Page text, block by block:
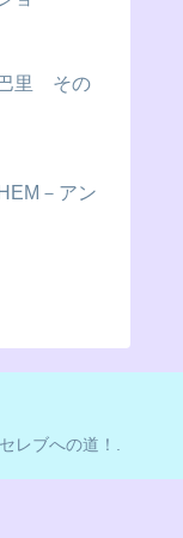
巴里 その
－アン
レブへの道！.